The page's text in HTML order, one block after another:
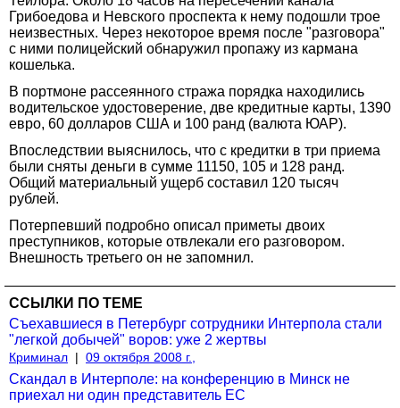
Грибоедова и Невского проспекта к нему подошли трое
неизвестных. Через некоторое время после "разговора"
с ними полицейский обнаружил пропажу из кармана
кошелька.
В портмоне рассеянного стража порядка находились
водительское удостоверение, две кредитные карты, 1390
евро, 60 долларов США и 100 ранд (валюта ЮАР).
Впоследствии выяснилось, что с кредитки в три приема
были сняты деньги в сумме 11150, 105 и 128 ранд.
Общий материальный ущерб составил 120 тысяч
рублей.
Потерпевший подробно описал приметы двоих
преступников, которые отвлекали его разговором.
Внешность третьего он не запомнил.
ССЫЛКИ ПО ТЕМЕ
Съехавшиеся в Петербург сотрудники Интерпола стали
"легкой добычей" воров: уже 2 жертвы
Криминал | 09 октября 2008 г.,
Скандал в Интерполе: на конференцию в Минск не
приехал ни один представитель ЕС